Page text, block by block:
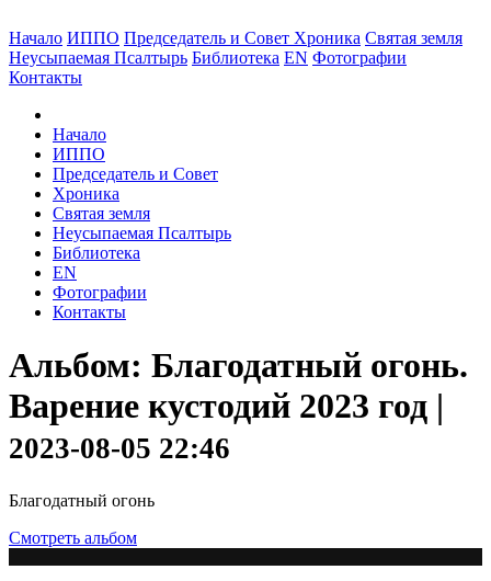
Начало ИППО Председатель и Совет Хроника Святая земля
Неусыпаемая Псалтырь Библиотека EN Фотографии
Контакты
Начало
ИППО
Председатель и Совет
Хроника
Святая земля
Неусыпаемая Псалтырь
Библиотека
EN
Фотографии
Контакты
Альбом: Благодатный огонь.
Варение кустодий 2023 год |
2023-08-05 22:46
Благодатный огонь
Смотреть альбом